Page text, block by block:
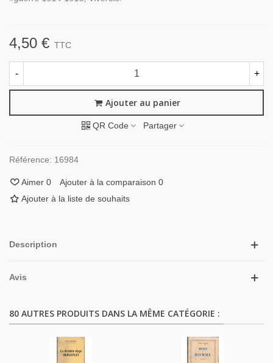
4,50 € TTC
- +
Ajouter au panier
QR Code Partager
Référence: 16984
Aimer 0 Ajouter à la comparaison 0
Ajouter à la liste de souhaits
Description
Avis
80 AUTRES PRODUITS DANS LA MÊME CATÉGORIE :